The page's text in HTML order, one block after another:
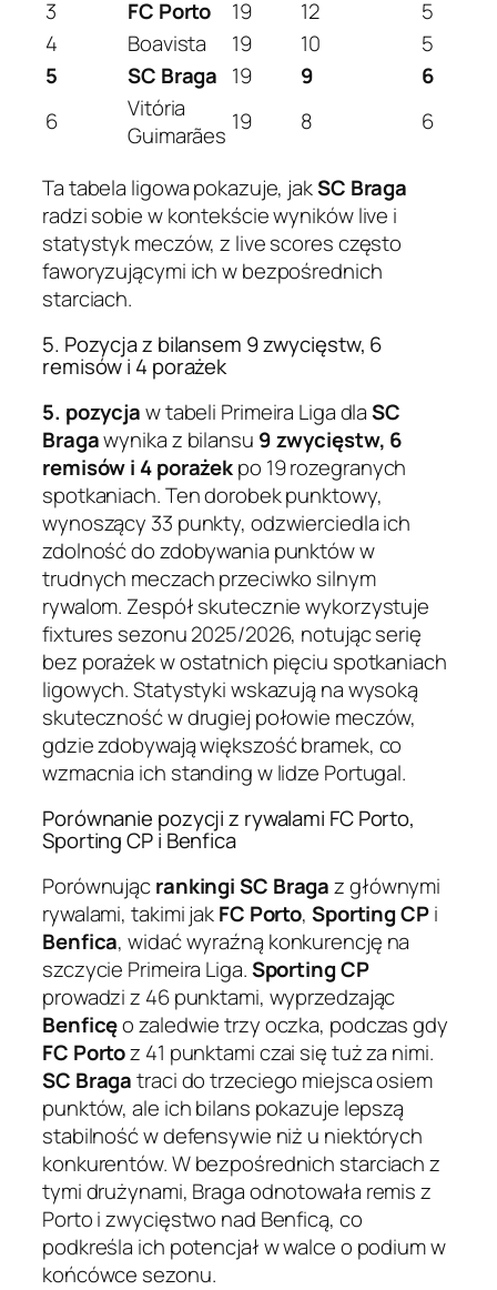
3
FC Porto 19 12
5
4
Boavista 19 10
5
5
SC Braga 19 9
6
6
Vitória
Guimarães 19 8 6
Ta tabela ligowa pokazuje, jakSC Braga
radzi sobie w kontekście wyników live i
statystyk meczów, z live scores często
faworyzującymi ich w bezpośrednich
starciach.
5. Pozycja z bilansem 9 zwycięstw, 6
remisów i 4 porażek
5. pozycjaw tabeli Primeira Liga dlaSC
Bragawynika z bilansu 9 zwycięstw, 6
remisów i 4 porażekpo 19 rozegranych
spotkaniach. Ten dorobek punktowy,
wynoszący 33 punkty, odzwierciedla ich
zdolność do zdobywania punktów w
trudnych meczach przeciwko silnym
rywalom. Zespół skutecznie wykorzystuje
fixtures sezonu 2025/2026, notując serię
bez porażek w ostatnich pięciu spotkaniach
ligowych. Statystyki wskazują na wysoką
skuteczność w drugiej połowie meczów,
gdzie zdobywają większość bramek, co
wzmacnia ich standing w lidze Portugal.
Porównanie pozycji z rywalami FC Porto,
Sporting CP i Benfica
Porównującrankingi SC Bragaz głównymi
rywalami, takimi jakFC Porto, Sporting CPi
Benfica, widać wyraźną konkurencję na
szczycie Primeira Liga.Sporting CP
prowadzi z 46 punktami, wyprzedzając
Benficęo zaledwie trzy oczka, podczas gdy
FC Portoz 41 punktami czai się tuż za nimi.
SC Bragatraci do trzeciego miejsca osiem
punktów, ale ich bilans pokazuje lepszą
stabilność w defensywie niż u niektórych
konkurentów. W bezpośrednich starciach z
tymi drużynami, Braga odnotowała remis z
Porto i zwycięstwo nad Benficą, co
podkreśla ich potencjał w walce o podium w
końcówce sezonu.